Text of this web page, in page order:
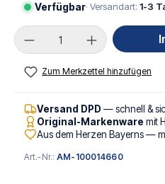
Verfügbar· Versandart: 1-3
Produkt Anzahl: Gib
Zum Merkzettel hinzufügen
Versand DPD — schnell &
Original-Markenware mit
Aus dem Herzen Bayerns —
Art.-Nr.:AM-100014660